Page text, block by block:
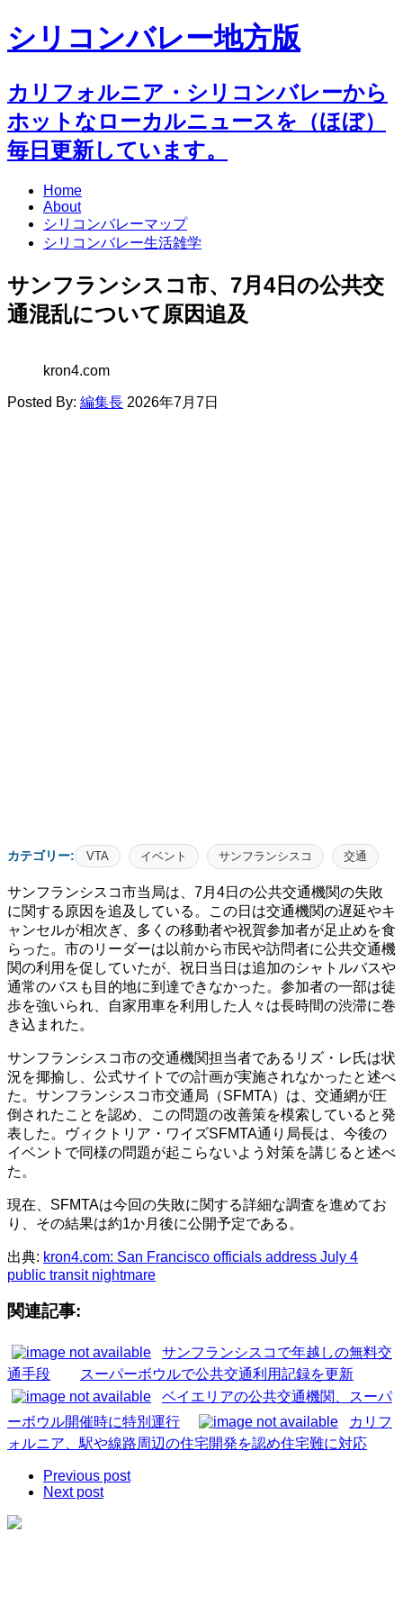
シリコンバレー地方版
カリフォルニア・シリコンバレーから
ホットなローカルニュースを（ほぼ）
毎日更新しています。
Home
About
シリコンバレーマップ
シリコンバレー生活雑学
サンフランシスコ市、7月4日の公共交
通混乱について原因追及
kron4.com
Posted By: 編集長 2026年7月7日
カテゴリー: VTA イベント サンフランシスコ 交通
サンフランシスコ市当局は、7月4日の公共交通機関の失敗
に関する原因を追及している。この日は交通機関の遅延やキ
ャンセルが相次ぎ、多くの移動者や祝賀参加者が足止めを食
らった。市のリーダーは以前から市民や訪問者に公共交通機
関の利用を促していたが、祝日当日は追加のシャトルバスや
通常のバスも目的地に到達できなかった。参加者の一部は徒
歩を強いられ、自家用車を利用した人々は長時間の渋滞に巻
き込まれた。
サンフランシスコ市の交通機関担当者であるリズ・レ氏は状
況を揶揄し、公式サイトでの計画が実施されなかったと述べ
た。サンフランシスコ市交通局（SFMTA）は、交通網が圧
倒されたことを認め、この問題の改善策を模索していると発
表した。ヴィクトリア・ワイズSFMTA通り局長は、今後の
イベントで同様の問題が起こらないよう対策を講じると述べ
た。
現在、SFMTAは今回の失敗に関する詳細な調査を進めてお
り、その結果は約1か月後に公開予定である。
出典: kron4.com: San Francisco officials address July 4
public transit nightmare
関連記事:
サンフランシスコで年越しの無料交
通手段
スーパーボウルで公共交通利用記録を更新
ベイエリアの公共交通機関、スーパ
ーボウル開催時に特別運行
カリフ
ォルニア、駅や線路周辺の住宅開発を認め住宅難に対応
Previous post
Next post